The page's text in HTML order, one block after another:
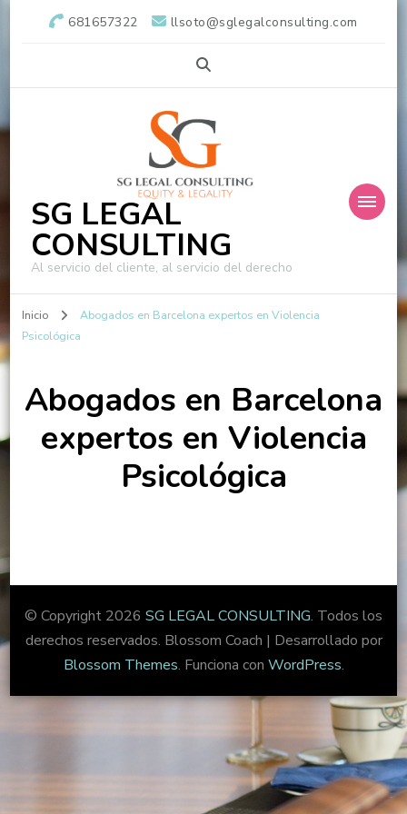
681657322 llsoto@sglegalconsulting.com
SG LEGAL
CONSULTING
Al servicio del cliente, al servicio del derecho
Inicio
Abogados en Barcelona expertos en Violencia
Psicológica
Abogados en Barcelona
expertos en Violencia
Psicológica
© Copyright 2026 SG LEGAL CONSULTING. Todos los
derechos reservados. Blossom Coach | Desarrollado por
Blossom Themes. Funciona con WordPress.